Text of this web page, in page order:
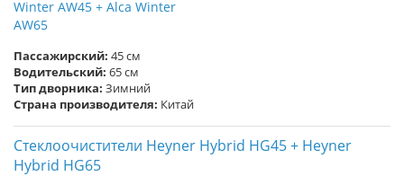
Пассажирский: 45 см
Водительский: 65 см
Тип дворника: Зимний
Страна производителя: Китай
Стеклоочистители Heyner Hybrid HG45 + Heyner
Hybrid HG65